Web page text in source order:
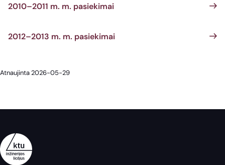
2010–2011 m. m. pasiekimai
2012–2013 m. m. pasiekimai
Atnaujinta 2026-05-29